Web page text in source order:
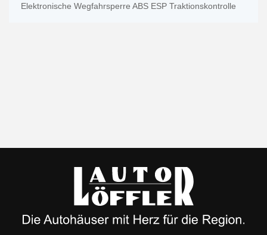
Elektronische Wegfahrsperre ABS ESP Traktionskontrolle